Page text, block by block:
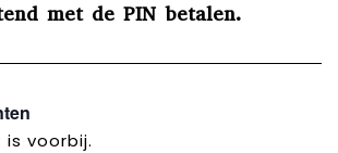
met de PIN betalen.
voorbij.